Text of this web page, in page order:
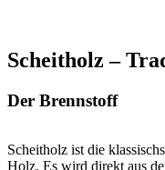
Scheitholz –
Der Brennstoff
Scheitholz ist die
Holz. Es wird direkt aus